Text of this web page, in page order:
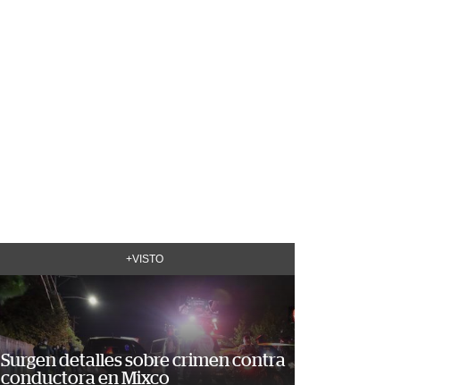
+VISTO
Surgen detalles sobre crimen contra
conductora en Mixco